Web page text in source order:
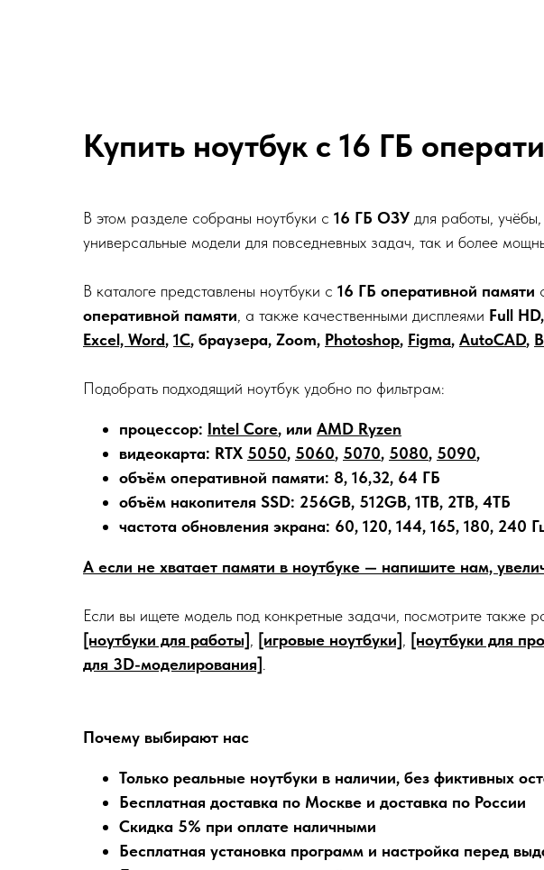
Купить ноутбук с 16 ГБ
В этом разделе собраны ноутбуки с 16 ГБ ОЗУ для работы,
универсальные модели для повседневных задач, так и более
В каталоге представлены ноутбуки с 16 ГБ оперативной памяти
оперативной памяти, а также качественными дисплеями Full
Excel, Word, 1С, браузера, Zoom, Photoshop, Figma, AutoCAD,
Подобрать подходящий ноутбук удобно по фильтрам:
процессор: Intel Core, или AMD Ryzen
видеокарта: RTX 5050, 5060, 5070, 5080, 5090,
объём оперативной памяти: 8, 16,32, 64 ГБ
объём накопителя SSD: 256GB, 512GB, 1TB, 2TB, 4ТБ
частота обновления экрана: 60, 120, 144, 165, 180, 240
А если не хватает памяти в ноутбуке — напишите нам,
Если вы ищете модель под конкретные задачи, посмотрите также
[ноутбуки для работы], [игровые ноутбуки], [ноутбуки для
для 3D-моделирования]
Почему выбирают нас
Только реальные ноутбуки в наличии, без фиктивных
Бесплатная доставка по Москве и доставка по России
Скидка 5% при оплате наличными
Бесплатная установка программ и настройка перед